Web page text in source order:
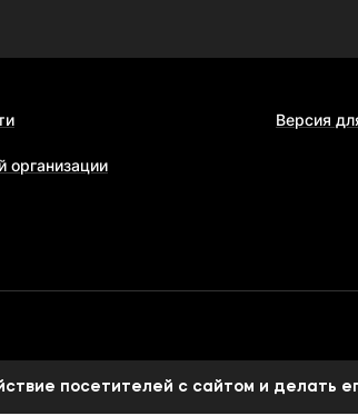
Версия
организации
посетителей с сайтом и делать